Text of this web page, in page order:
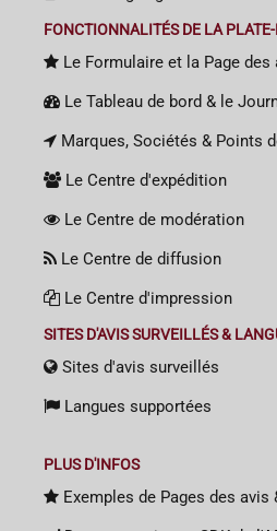
FONCTIONNALITÉS DE LA
Le Formulaire et la Page des
Le Tableau de bord & le
Marques, Sociétés & Points
Le Centre d'expédition
Le Centre de modération
Le Centre de diffusion
Le Centre d'impression
SITES D'AVIS SURVEILLÉS &
Sites d'avis surveillés
Langues supportées
PLUS D'INFOS
Exemples de Pages des avis